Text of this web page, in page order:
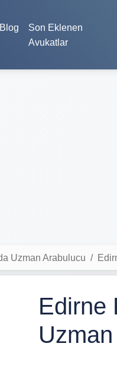
Blog
Son Eklenen
Avukatlar
Uzman Arabulucu
Edirne